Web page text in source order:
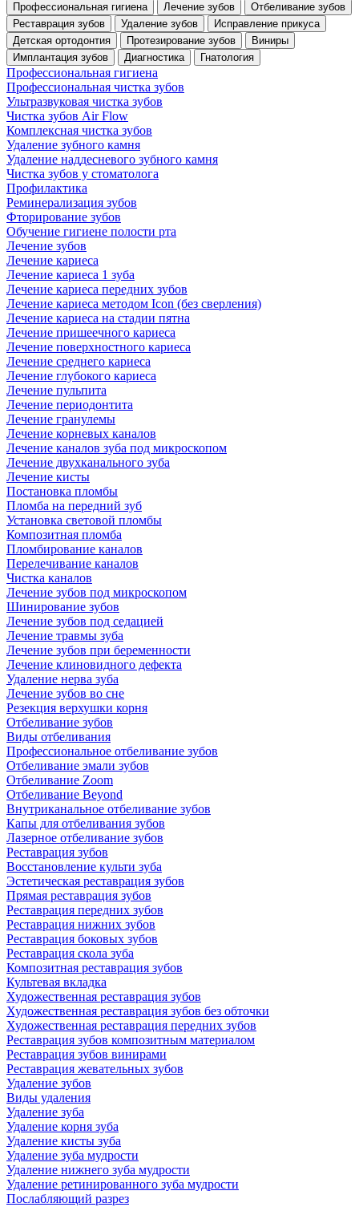
Профессиональная гигиена
Лечение зубов
Отбеливание зубов
Реставрация зубов
Удаление зубов
Исправление прикуса
Детская ортодонтия
Протезирование зубов
Виниры
Имплантация зубов
Диагностика Гнатология
Профессиональная гигиена
Профессиональная чистка зубов
Ультразвуковая чистка зубов
Чистка зубов Air Flow
Комплексная чистка зубов
Удаление зубного камня
Удаление наддесневого зубного камня
Чистка зубов у стоматолога
Профилактика
Реминерализация зубов
Фторирование зубов
Обучение гигиене полости рта
Лечение зубов
Лечение кариеса
Лечение кариеса 1 зуба
Лечение кариеса передних зубов
Лечение кариеса методом Icon (без сверления)
Лечение кариеса на стадии пятна
Лечение пришеечного кариеса
Лечение поверхностного кариеса
Лечение среднего кариеса
Лечение глубокого кариеса
Лечение пульпита
Лечение периодонтита
Лечение гранулемы
Лечение корневых каналов
Лечение каналов зуба под микроскопом
Лечение двухканального зуба
Лечение кисты
Постановка пломбы
Пломба на передний зуб
Установка световой пломбы
Композитная пломба
Пломбирование каналов
Перелечивание каналов
Чистка каналов
Лечение зубов под микроскопом
Шинирование зубов
Лечение зубов под седацией
Лечение травмы зуба
Лечение зубов при беременности
Лечение клиновидного дефекта
Удаление нерва зуба
Лечение зубов во сне
Резекция верхушки корня
Отбеливание зубов
Виды отбеливания
Профессиональное отбеливание зубов
Отбеливание эмали зубов
Отбеливание Zoom
Отбеливание Beyond
Внутриканальное отбеливание зубов
Капы для отбеливания зубов
Лазерное отбеливание зубов
Реставрация зубов
Восстановление культи зуба
Эстетическая реставрация зубов
Прямая реставрация зубов
Реставрация передних зубов
Реставрация нижних зубов
Реставрация боковых зубов
Реставрация скола зуба
Композитная реставрация зубов
Культевая вкладка
Художественная реставрация зубов
Художественная реставрация зубов без обточки
Художественная реставрация передних зубов
Реставрация зубов композитным материалом
Реставрация зубов винирами
Реставрация жевательных зубов
Удаление зубов
Виды удаления
Удаление зуба
Удаление корня зуба
Удаление кисты зуба
Удаление зуба мудрости
Удаление нижнего зуба мудрости
Удаление ретинированного зуба мудрости
Послабляющий разрез